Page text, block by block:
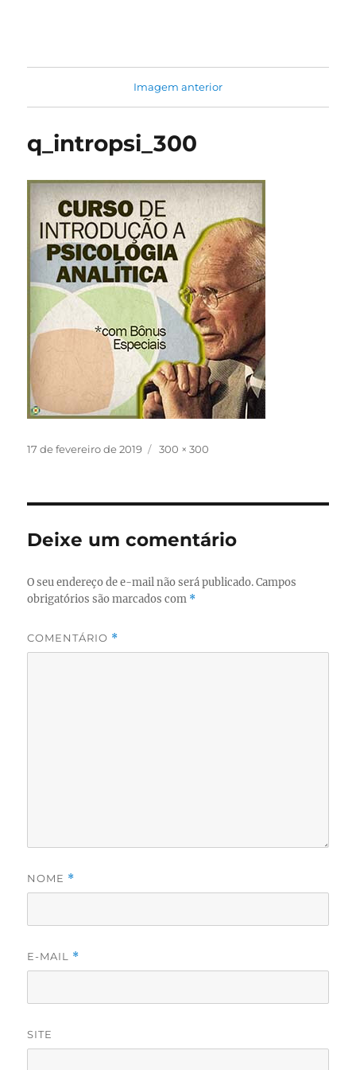
Imagem anterior
q_intropsi_300
Publicado
17 de fevereiro de 2019
Tamanho
300 × 300
Deixe um comentário
O seu endereço de e-mail não será publicado. Campos
obrigatórios são marcados com *
COMENTÁRIO *
NOME *
E-MAIL *
SITE